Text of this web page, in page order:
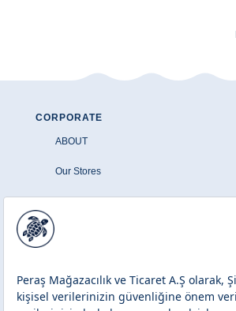
CORPORATE
ABOUT
Our Stores
Site Haritası